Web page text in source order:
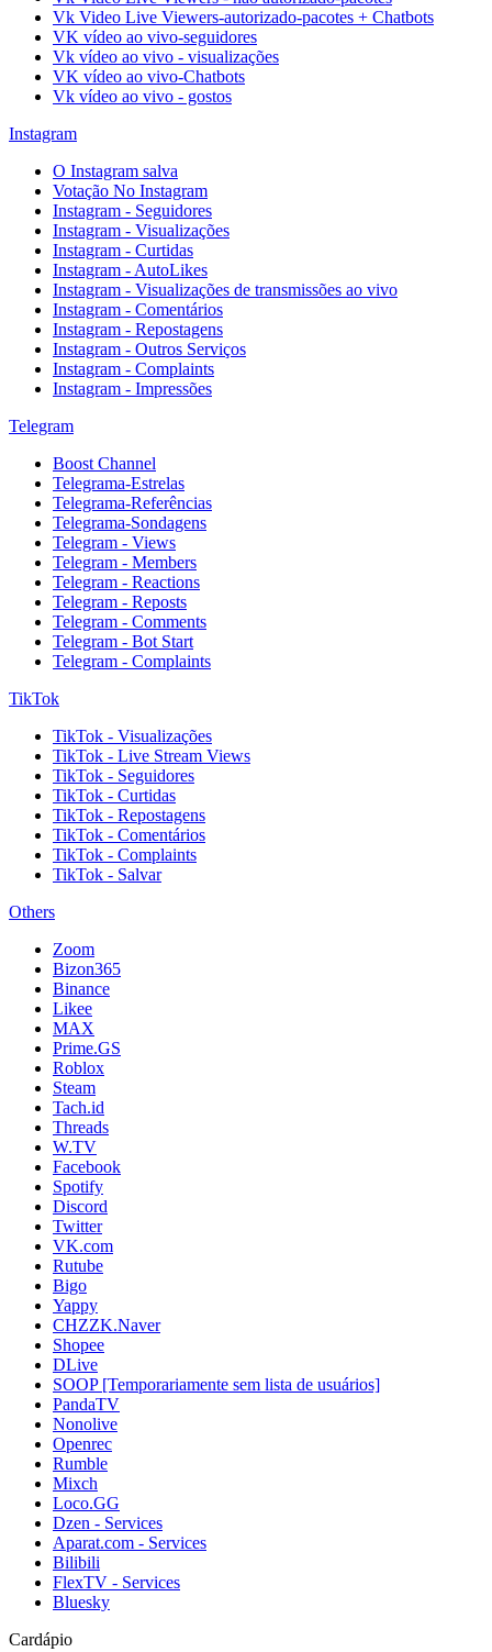
Vk Video Live Viewers-autorizado-pacotes + Chatbots
VK vídeo ao vivo-seguidores
Vk vídeo ao vivo - visualizações
VK vídeo ao vivo-Chatbots
Vk vídeo ao vivo - gostos
Instagram
O Instagram salva
Votação No Instagram
Instagram - Seguidores
Instagram - Visualizações
Instagram - Curtidas
Instagram - AutoLikes
Instagram - Visualizações de transmissões ao vivo
Instagram - Comentários
Instagram - Repostagens
Instagram - Outros Serviços
Instagram - Complaints
Instagram - Impressões
Telegram
Boost Channel
Telegrama-Estrelas
Telegrama-Referências
Telegrama-Sondagens
Telegram - Views
Telegram - Members
Telegram - Reactions
Telegram - Reposts
Telegram - Comments
Telegram - Bot Start
Telegram - Complaints
TikTok
TikTok - Visualizações
TikTok - Live Stream Views
TikTok - Seguidores
TikTok - Curtidas
TikTok - Repostagens
TikTok - Comentários
TikTok - Complaints
TikTok - Salvar
Others
Zoom
Bizon365
Binance
Likee
MAX
Prime.GS
Roblox
Steam
Tach.id
Threads
W.TV
Facebook
Spotify
Discord
Twitter
VK.com
Rutube
Bigo
Yappy
CHZZK.Naver
Shopee
DLive
SOOP [Temporariamente sem lista de usuários]
PandaTV
Nonolive
Openrec
Rumble
Mixch
Loco.GG
Dzen - Services
Aparat.com - Services
Bilibili
FlexTV - Services
Bluesky
Cardápio